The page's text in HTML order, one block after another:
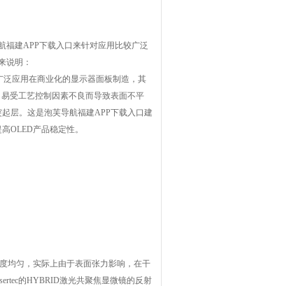
福建APP下载入口来针对应用比较广泛
明：
应用在商业化的显示器面板制造，其
工艺控制因素不良而导致表面不平
层。这是泡芙导航福建APP下载入口建
高OLED产品稳定性。
匀，实际上由于表面张力影响，在干
的HYBRID激光共聚焦显微镜的反射